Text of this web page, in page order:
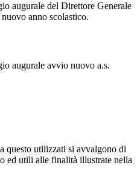
augurale del Direttore Generale
anno scolastico.
augurale avvio nuovo a.s.
questo utilizzati si avvalgono di
ed utili alle finalità illustrate nella